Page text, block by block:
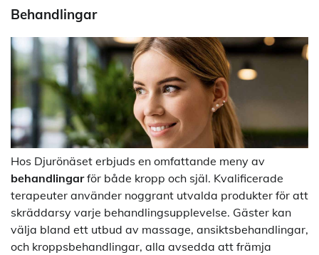
Behandlingar
Hos Djurönäset erbjuds en omfattande meny av
behandlingarför både kropp och själ. Kvalificerade
terapeuter använder noggrant utvalda produkter för att
skräddarsy varje behandlingsupplevelse. Gäster kan
välja bland ett utbud av massage, ansiktsbehandlingar,
och kroppsbehandlingar, alla avsedda att främja